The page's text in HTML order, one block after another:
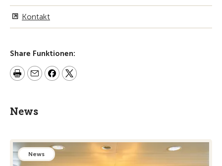
Kontakt
Share Funktionen:
News
News